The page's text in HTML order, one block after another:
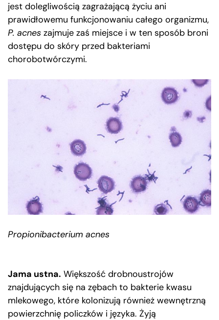
jest dolegliwością zagrażającą życiu ani
prawidłowemu funkcjonowaniu całego organizmu,
P. acnes zajmuje zaś miejsce i w ten sposób broni
dostępu do skóry przed bakteriami
chorobotwórczymi.
Propionibacterium acnes
Jama ustna. Większość drobnoustrojów
znajdujących się na zębach to bakterie kwasu
mlekowego, które kolonizują również wewnętrzną
powierzchnię policzków i języka. Żyją